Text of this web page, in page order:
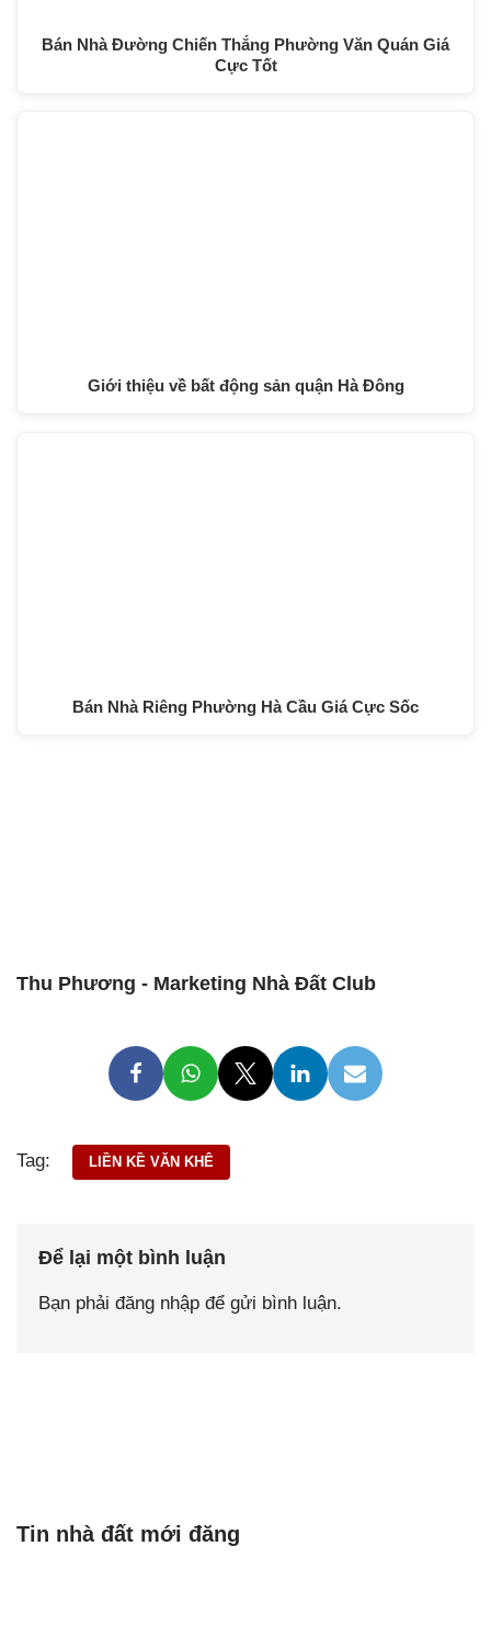
Bán Nhà Đường Chiến Thắng Phường Văn Quán Giá
Cực Tốt
Giới thiệu về bất động sản quận Hà Đông
Bán Nhà Riêng Phường Hà Cầu Giá Cực Sốc
Thu Phương - Marketing Nhà Đất Club
Tag: LIỀN KỀ VĂN KHÊ
Để lại một bình luận
Bạn phải đăng nhập để gửi bình luận.
Tin nhà đất mới đăng